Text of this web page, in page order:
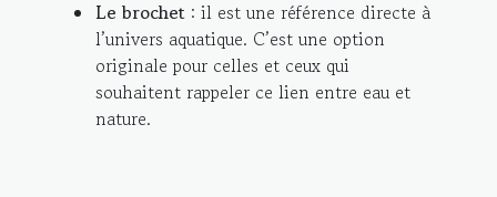
Le brochet : il est une référence directe à
l’univers aquatique. C’est une option
originale pour celles et ceux qui
souhaitent rappeler ce lien entre eau et
nature.